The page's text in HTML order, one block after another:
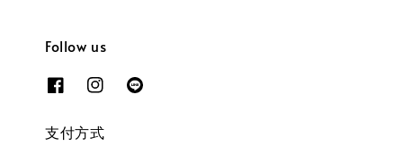
Follow us
支付方式